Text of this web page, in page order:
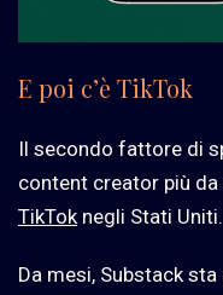
E poi c’è TikTok
Il secondo fattore di
content creator più
TikToknegli Stati Uniti.
Da mesi, Substack